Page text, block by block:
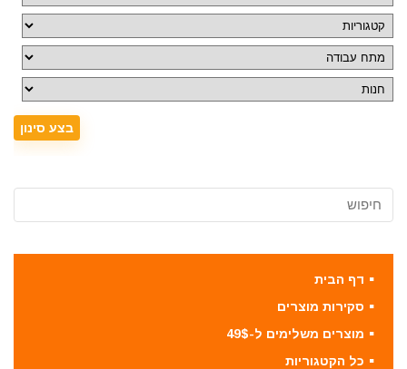
דף הבית
סקירות מוצרים
מוצרים משלימים ל-49$
כל הקטגוריות